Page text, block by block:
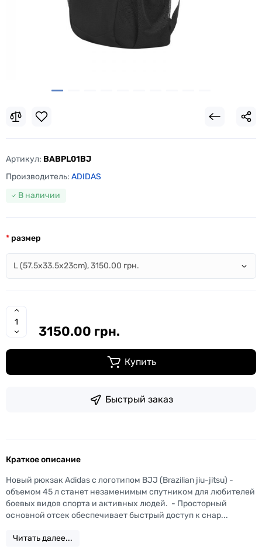
Артикул: BABPL01BJ
Производитель: ADIDAS
В наличии
размер
3150.00 грн.
Купить
Быстрый заказ
Краткое описание
Новый рюкзак Adidas с логотипом BJJ (Brazilian jiu-jitsu) -
объемом 45 л станет незаменимым спутником для любителей
боевых видов спорта и активных людей. - Просторный
основной отсек обеспечивает быстрый доступ к снар...
Читать далее...